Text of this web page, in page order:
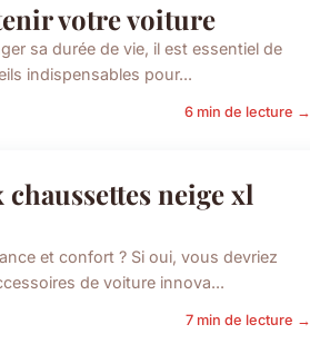
votre voiture
sa durée de vie, il est essentiel de
indispensables pour...
6 min de lecture →
neige xl
et confort ? Si oui, vous devriez
de voiture innova...
7 min de lecture →